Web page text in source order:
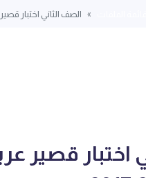
الصف الثاني اختبار قصير عربية للوحدة 4 م.